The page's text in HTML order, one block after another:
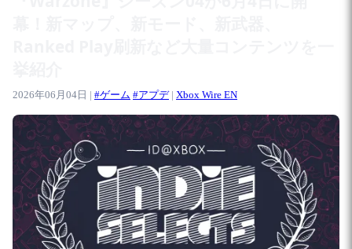
2026年06月04日 | #ゲーム #アプデ| Xbox Wire EN